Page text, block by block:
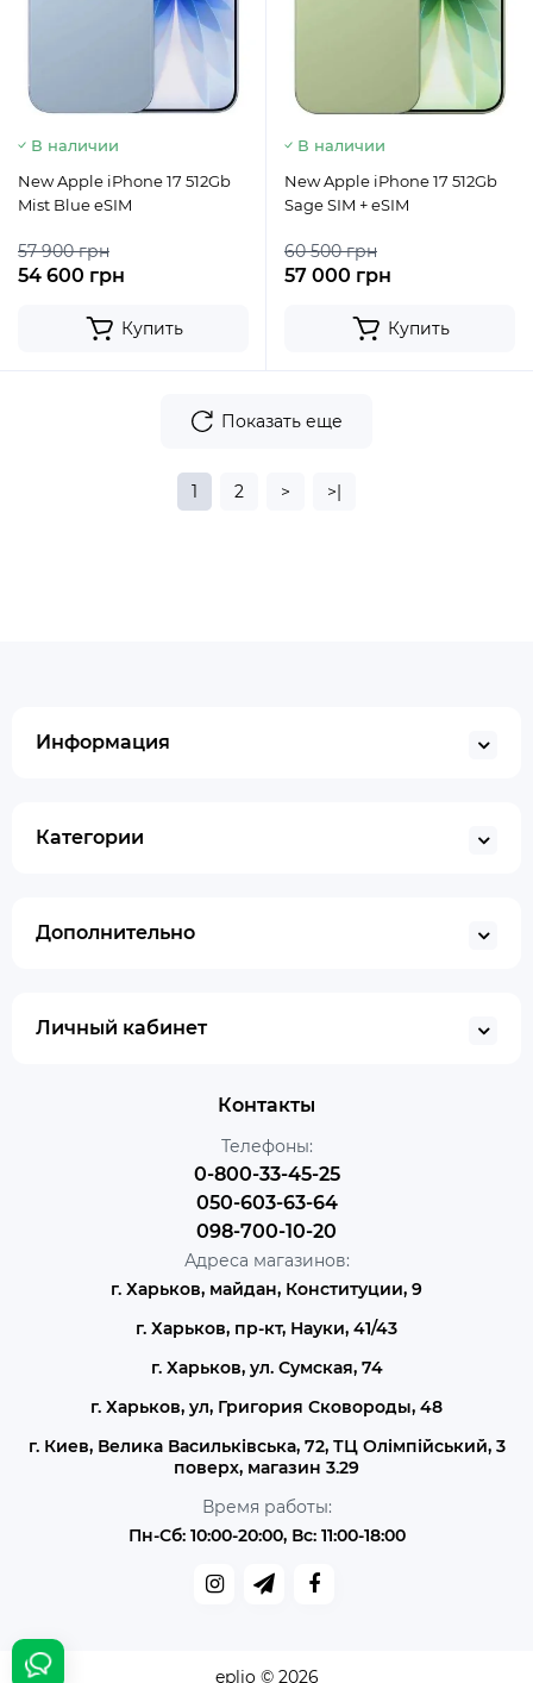
В наличии
New Apple iPhone 17 512Gb
Mist Blue eSIM
57 900 грн
54 600 грн
Купить
В наличии
New Apple iPhone 17 512Gb
Sage SIM + eSIM
60 500 грн
57 000 грн
Купить
Показать еще
1 2 > >|
Информация
Категории
Дополнительно
Личный кабинет
Контакты
Телефоны:
0-800-33-45-25
050-603-63-64
098-700-10-20
Адреса магазинов:
г. Харьков, майдан, Конституции, 9
г. Харьков, пр-кт, Науки, 41/43
г. Харьков, ул. Сумская, 74
г. Харьков, ул, Григория Сковороды, 48
г. Киев, Велика Васильківська, 72, ТЦ Олімпійський, 3
поверх, магазин 3.29
Время работы:
Пн-Сб: 10:00-20:00, Вс: 11:00-18:00
eplio © 2026